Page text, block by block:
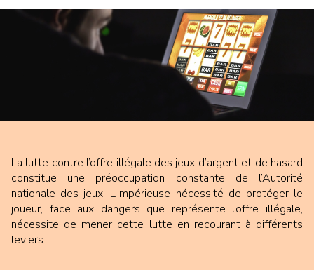
La lutte contre l’offre illégale des jeux d’argent et de hasard
constitue une préoccupation constante de l’Autorité
nationale des jeux. L’impérieuse nécessité de protéger le
joueur, face aux dangers que représente l’offre illégale,
nécessite de mener cette lutte en recourant à différents
leviers.